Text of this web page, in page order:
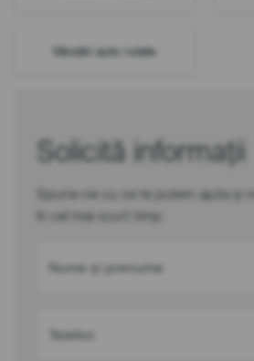
Vânzări auto rulate
Solicită informații
Spune-ne cu ce te putem ajuta și
în cel mai scurt timp
Nume și prenume
Telefon